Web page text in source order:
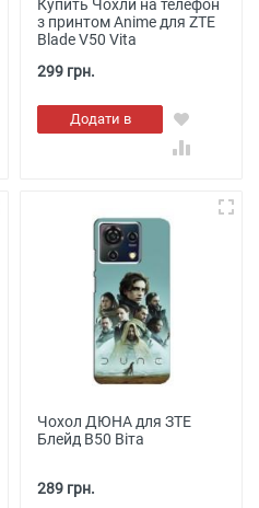
Купить Чохли на телефон
з принтом Anime для ZTE
Blade V50 Vita
299 грн.
Додати в
кошик
Чохол ДЮНА для ЗТЕ
Блейд В50 Віта
289 грн.